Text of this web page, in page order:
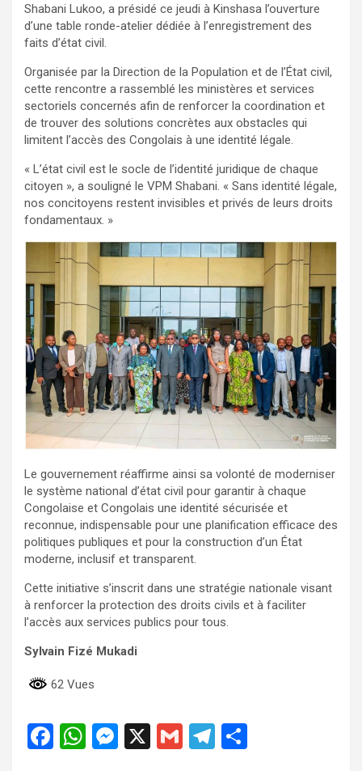
Shabani Lukoo, a présidé ce jeudi à Kinshasa l’ouverture
d’une table ronde-atelier dédiée à l’enregistrement des
faits d’état civil.
Organisée par la Direction de la Population et de l’État civil,
cette rencontre a rassemblé les ministères et services
sectoriels concernés afin de renforcer la coordination et
de trouver des solutions concrètes aux obstacles qui
limitent l’accès des Congolais à une identité légale.
« L’état civil est le socle de l’identité juridique de chaque
citoyen », a souligné le VPM Shabani. « Sans identité légale,
nos concitoyens restent invisibles et privés de leurs droits
fondamentaux. »
Le gouvernement réaffirme ainsi sa volonté de moderniser
le système national d’état civil pour garantir à chaque
Congolaise et Congolais une identité sécurisée et
reconnue, indispensable pour une planification efficace des
politiques publiques et pour la construction d’un État
moderne, inclusif et transparent.
Cette initiative s’inscrit dans une stratégie nationale visant
à renforcer la protection des droits civils et à faciliter
l’accès aux services publics pour tous.
Sylvain Fizé Mukadi
62 Vues
F
W M X
G
T